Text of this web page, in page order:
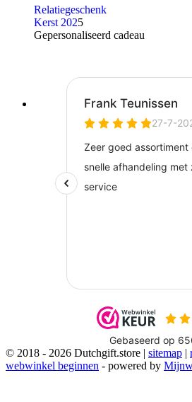
Relatiegeschenk
Kerst 2025
Gepersonaliseerd cadeau
© 2018 - 2026 Dutchgift.store | sitemap |
webwinkel beginnen - powered by